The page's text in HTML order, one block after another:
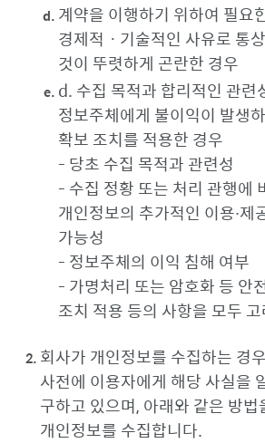
계약을 이행하기 위하여 필요
경제적ㆍ기술적인 사유로 통
것이 뚜렷하게 곤란한 경우
d. 수집 목적과 합리적인 관련
정보주체에게 불이익이 발생
확보 조치를 적용한 경우
- 당초 수집 목적과 관련성
- 수집 정황 또는 처리 관행에
개인정보의 추가적인 이용∙제
가능성
- 정보주체의 이익 침해 여부
- 가명처리 또는 암호화 등 안
조치 적용 등의 사항을 모두
회사가 개인정보를 수집하는 경
사전에 이용자에게 해당 사실을
구하고 있으며, 아래와 같은 방법
개인정보를 수집합니다.